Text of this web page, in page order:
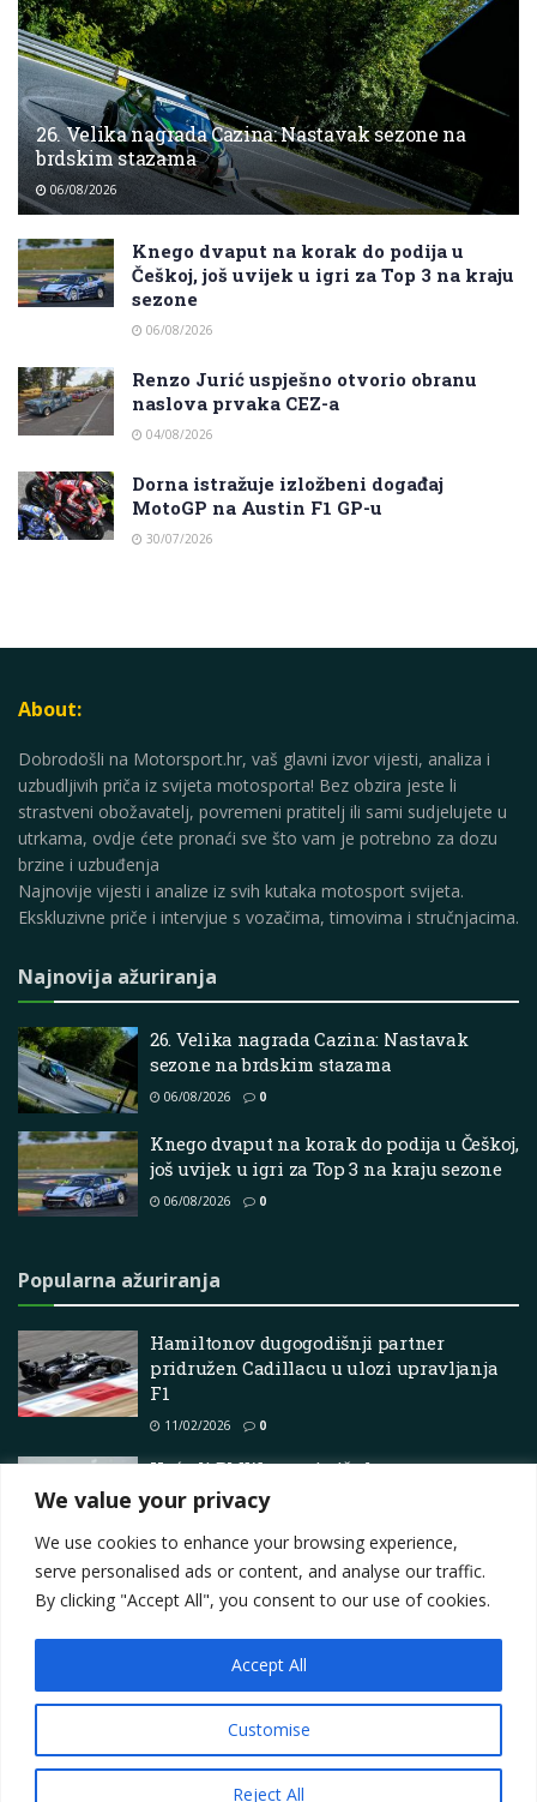
We value your privacy
We use cookies to enhance your browsing experience,
serve personalised ads or content, and analyse our traffic.
By clicking "Accept All", you consent to our use of cookies.
Customise
Reject All
Accept All
26. Velika nagrada Cazina: Nastavak sezone na
brdskim stazama
06/08/2026
Knego dvaput na korak do podija u
Češkoj, još uvijek u igri za Top 3 na kraju
sezone
06/08/2026
Renzo Jurić uspješno otvorio obranu
naslova prvaka CEZ-a
04/08/2026
Dorna istražuje izložbeni događaj
MotoGP na Austin F1 GP-u
30/07/2026
About:
Dobrodošli na Motorsport.hr, vaš glavni izvor vijesti, analiza i
uzbudljivih priča iz svijeta motosporta! Bez obzira jeste li
strastveni obožavatelj, povremeni pratitelj ili sami sudjelujete u
utrkama, ovdje ćete pronaći sve što vam je potrebno za dozu
brzine i uzbuđenja
Najnovije vijesti i analize iz svih kutaka motosport svijeta.
Ekskluzivne priče i intervjue s vozačima, timovima i stručnjacima.
Najnovija ažuriranja
26. Velika nagrada Cazina: Nastavak
sezone na brdskim stazama
06/08/2026 0
Knego dvaput na korak do podija u Češkoj,
još uvijek u igri za Top 3 na kraju sezone
06/08/2026 0
Popularna ažuriranja
Hamiltonov dugogodišnji partner
pridružen Cadillacu u ulozi upravljanja
F1
11/02/2026 0
Hoće li BMW uvesti više karavana u
Ameriku?
Contact
Privacy Policy
Terms Marketing i oglašavanje